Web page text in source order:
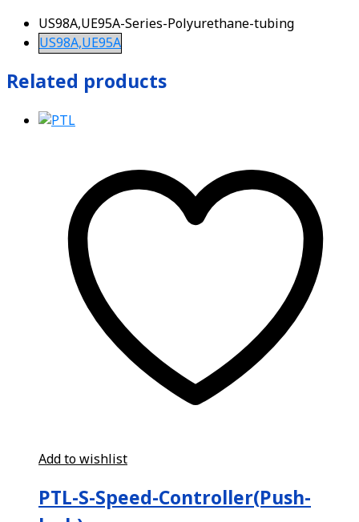
US98A,UE95A-Series-Polyurethane-tubing
US98A,UE95A
Related products
Add to wishlist
PTL-S-Speed-Controller(Push-